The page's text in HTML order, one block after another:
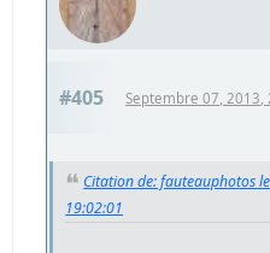
#405 Septembre 07, 2013,
Citation de: fauteauphotos
19:02:01